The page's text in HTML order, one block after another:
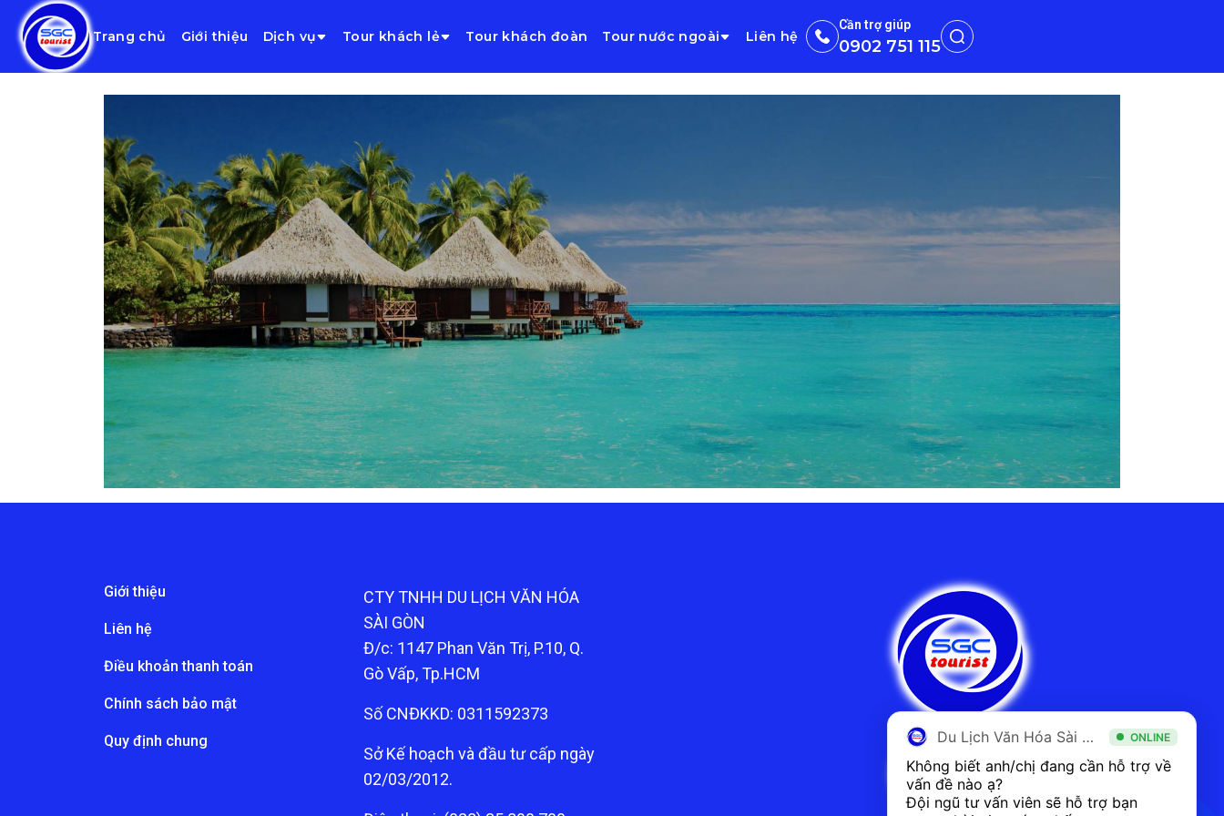
Trang chủ Giới thiệu Dịch vụ Tour khách lẻ Tour khách đoàn Tour nước ngoài Liên hệ
Cần trợ giúp
0902 751 115
Giới thiệu
Liên hệ
Điều khoản thanh toán
Chính sách bảo mật
Quy định chung
CTY TNHH DU LỊCH VĂN HÓA
SÀI GÒN
Đ/c: 1147 Phan Văn Trị, P.10, Q.
Gò Vấp, Tp.HCM
Số CNĐKKD: 0311592373
Sở Kế hoạch và đầu tư cấp ngày
02/03/2012.
Du Lịch Văn Hóa Sài Gòn ONLINE
Không biết anh/chị đang cần hỗ trợ về
vấn đề nào ạ?
Đội ngũ tư vấn viên sẽ hỗ trợ bạn